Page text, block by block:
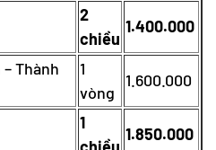
2
chiều
1.400.000
Thành
1
vòng
1.600.000
1
1.850.000